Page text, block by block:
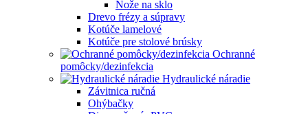
Nože na sklo
Drevo frézy a súpravy
Kotúče lamelové
Kotúče pre stolové brúsky
Ochranné
pomôcky/dezinfekcia
Hydraulické náradie
Závitnica ručná
Ohýbačky